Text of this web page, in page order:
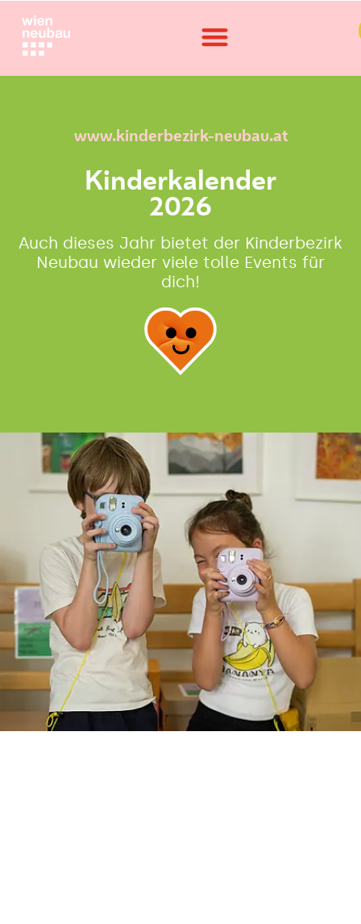
www.kinderbezirk-neubau.at
Kinderkalender
2026
Auch dieses Jahr bietet der Kinderbezirk
Neubau wieder viele tolle Events für
dich!